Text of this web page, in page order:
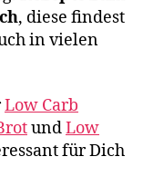
, diese findest
in vielen
Low Carb
undLow
für Dich